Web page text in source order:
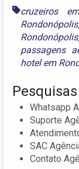
cruzeiros
Rondonópolis
Rondonópolis,
passagens
hotel em
Whatsapp
Suporte
SAC
Contato